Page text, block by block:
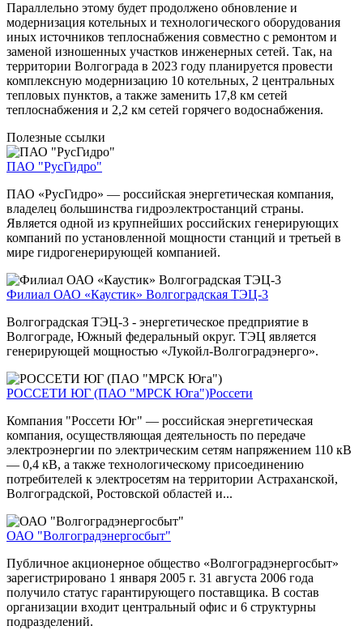
Параллельно этому будет продолжено обновление и
модернизация котельных и технологического оборудования
иных источников теплоснабжения совместно с ремонтом и
заменой изношенных участков инженерных сетей. Так, на
территории Волгограда в 2023 году планируется провести
комплексную модернизацию 10 котельных, 2 центральных
тепловых пунктов, а также заменить 17,8 км сетей
теплоснабжения и 2,2 км сетей горячего водоснабжения.
Полезные ссылки
ПАО "РусГидро"
ПАО «РусГидро» — российская энергетическая компания,
владелец большинства гидроэлектростанций страны.
Является одной из крупнейших российских генерирующих
компаний по установленной мощности станций и третьей в
мире гидрогенерирующей компанией.
Филиал ОАО «Каустик» Волгоградская ТЭЦ-3
Волгоградская ТЭЦ-3 - энергетическое предприятие в
Волгограде, Южный федеральный округ. ТЭЦ является
генерирующей мощностью «Лукойл-Волгоградэнерго».
РОССЕТИ ЮГ (ПАО "МРСК Юга")Россети
Компания "Россети Юг" — российская энергетическая
компания, осуществляющая деятельность по передаче
электроэнергии по электрическим сетям напряжением 110 кВ
— 0,4 кВ, а также технологическому присоединению
потребителей к электросетям на территории Астраханской,
Волгоградской, Ростовской областей и...
ОАО "Волгоградэнергосбыт"
Публичное акционерное общество «Волгоградэнергосбыт»
зарегистрировано 1 января 2005 г. 31 августа 2006 года
получило статус гарантирующего поставщика. В состав
организации входит центральный офис и 6 структурны
подразделений.